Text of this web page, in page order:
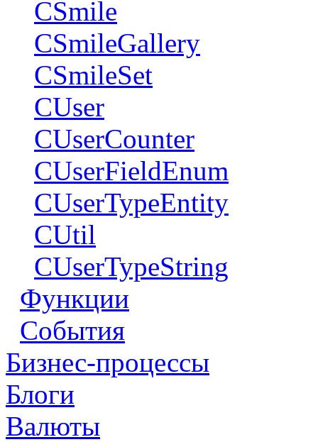
CSmile
CSmileGallery
CSmileSet
CUser
CUserCounter
CUserFieldEnum
CUserTypeEntity
CUtil
CUserTypeString
Функции
События
Бизнес-процессы
Блоги
Валюты